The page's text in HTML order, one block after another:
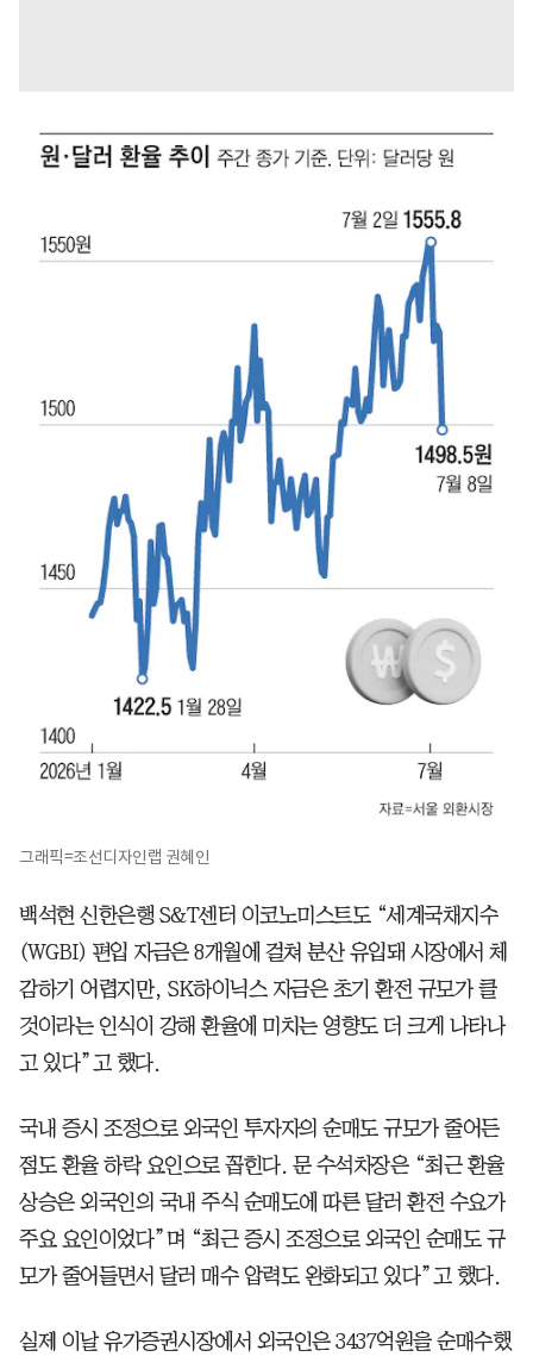
그래픽=조선디자인랩 권혜인
백석현 신한은행 S&T센터 이코노미스트도 “세계국채지수
(WGBI) 편입 자금은 8개월에 걸쳐 분산 유입돼 시장에서 체
감하기 어렵지만, SK하이닉스 자금은 초기 환전 규모가 클
것이라는 인식이 강해 환율에 미치는 영향도 더 크게 나타나
고 있다”고 했다.
국내 증시 조정으로 외국인 투자자의 순매도 규모가 줄어든
점도 환율 하락 요인으로 꼽힌다. 문 수석차장은 “최근 환율
상승은 외국인의 국내 주식 순매도에 따른 달러 환전 수요가
주요 요인이었다”며 “최근 증시 조정으로 외국인 순매도 규
모가 줄어들면서 달러 매수 압력도 완화되고 있다”고 했다.
실제 이날 유가증권시장에서 외국인은 3437억원을 순매수했